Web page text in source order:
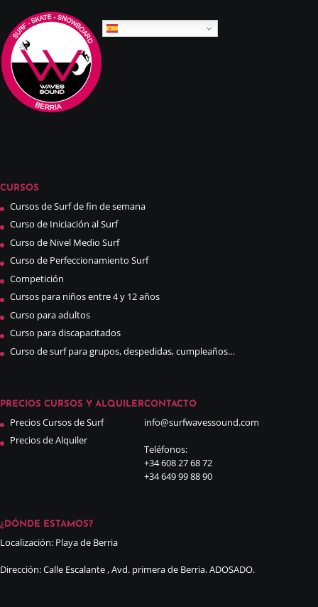
CURSOS
Cursos de Surf de fin de semana
Curso de Iniciación al Surf
Curso de Nivel Medio Surf
Curso de Perfeccionamiento Surf
Competición
Cursos para niños entre 4 y 12 años
Curso para adultos
Curso para discapacitados
Curso de surf para grupos, despedidas, cumpleaños…
PRECIOS CURSOS Y ALQUILER
Precios Cursos de Surf
Precios de Alquiler
CONTACTO
info@surfwavessound.com
Teléfonos:
+34 608 27 68 72
+34 649 99 88 90
¿DÓNDE ESTAMOS?
Localización: Playa de Berria
Dirección: Calle Escalante , Avd. primera de Berria. ADOSADO.